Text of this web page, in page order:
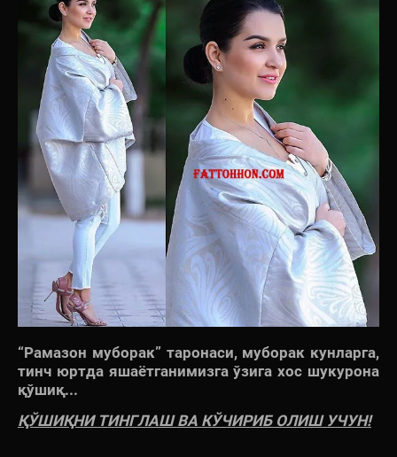
“Рамазон муборак” таронаси, муборак кунларга,
тинч юртда яшаётганимизга ўзига хос шукурона
қўшиқ...
ҚЎШИҚНИ ТИНГЛАШ ВА КЎЧИРИБ ОЛИШ УЧУН!